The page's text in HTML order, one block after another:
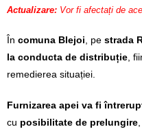
Actualizare: Vor fi afectați de
În comuna Blejoi , pe strada
la conducta de distribuție ,
remedierea situației.
Furnizarea apei va fi
cu posibilitate de prelungire